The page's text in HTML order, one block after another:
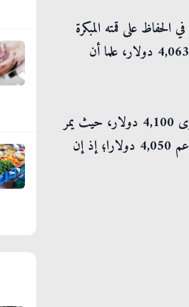
على قمته المبكرة
التي سجلها عند 4,098.82 دولار، ليتراجع ويستقر بالقرب من القاع اليومي المسجل حتى اللحظة عند 4,063.40 دولار، علما أن
وفي سياق تعليقات الخبراء، فإن التصحيح الحالي للذهب يعتبر مبررا فنيا بعد الفشل في الثبات أعلى مستوى 4,100 دولار، حيث يمر
السوق بمرحلة "تفريغ مؤشرات"، وينصب التركيز الآن ميدانيا على مدى قدرة السعر على التماسك فوق دعم 4,050 دولارا؛ إذ إن